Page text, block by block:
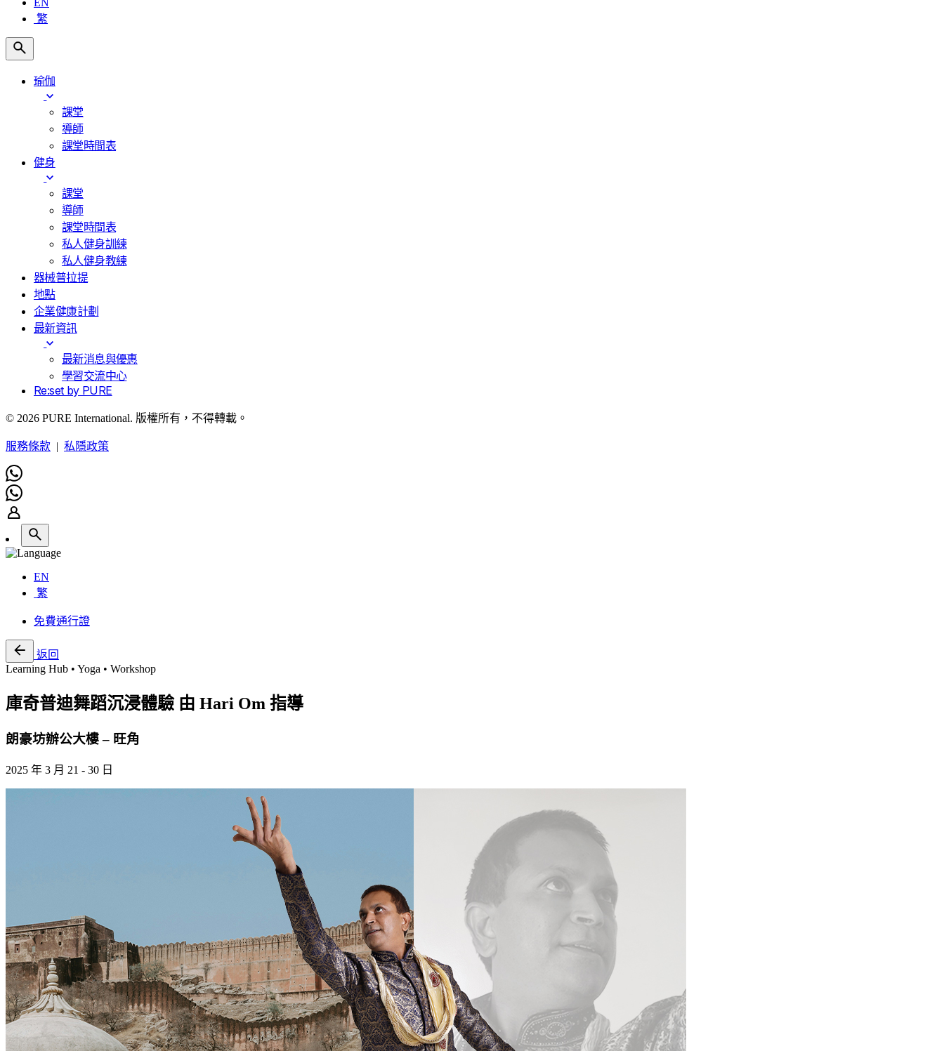
EN
繁
瑜伽
課堂
導師
課堂時間表
健身
課堂
導師
課堂時間表
私人健身訓練
私人健身教練
器械普拉提
地點
企業健康計劃
最新資訊
最新消息與優惠
學習交流中心
Re:set by PURE
© 2026 PURE International. 版權所有，不得轉載。
服務條款 | 私隱政策
EN
繁
免費通行證
返回
Learning Hub • Yoga • Workshop
庫奇普迪舞蹈沉浸體驗 由 Hari Om 指導
朗豪坊辦公大樓 – 旺角
2025 年 3 月 21 - 30 日